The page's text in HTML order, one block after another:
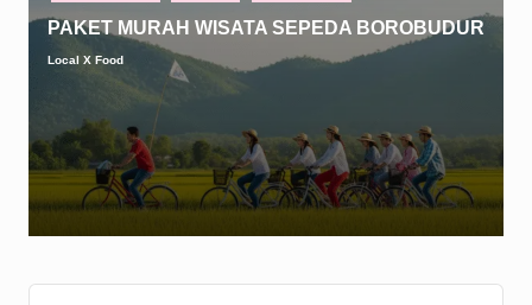
PAKET MURAH WISATA SEPEDA BOROBUDUR
Posted
Local X Food